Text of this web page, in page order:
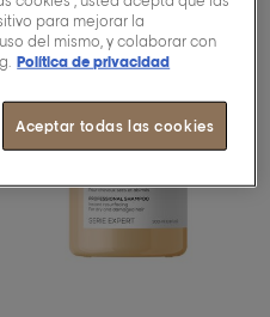
para mejorar la
del mismo, y colaborar con
Política de privacidad
Aceptar todas las cookies